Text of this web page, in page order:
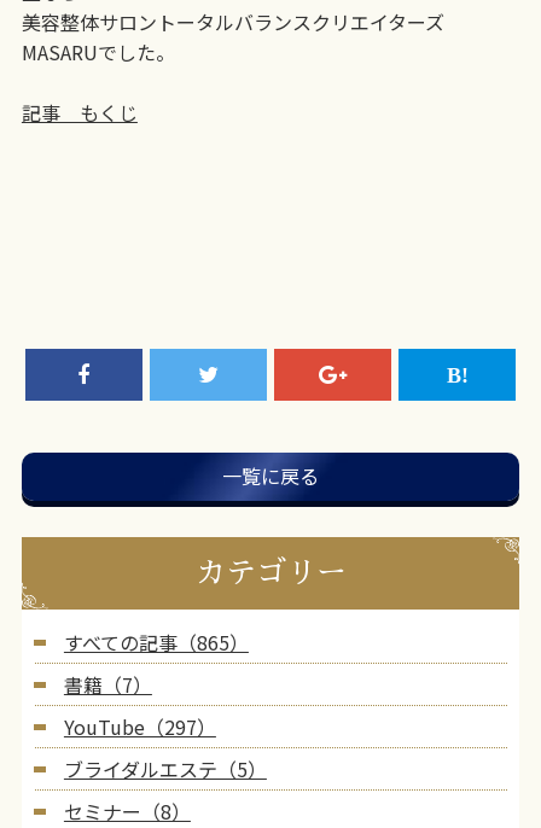
美容整体サロントータルバランスクリエイターズ
MASARUでした。
記事 もくじ
一覧に戻る
カテゴリー
すべての記事（865）
書籍（7）
YouTube（297）
ブライダルエステ（5）
セミナー（8）